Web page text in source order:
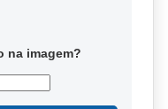
na imagem?